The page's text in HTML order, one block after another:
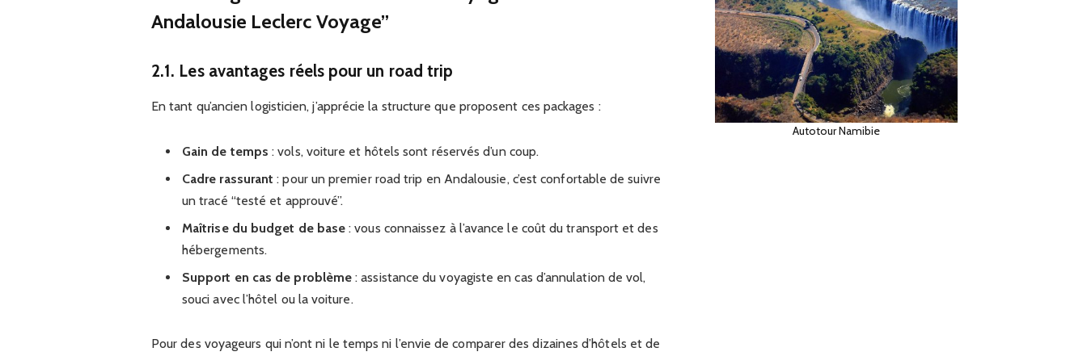
Andalousie Leclerc Voyage”
2.1. Les avantages réels pour un road trip
En tant qu’ancien logisticien, j’apprécie la structure que proposent ces packages :
Gain de temps : vols, voiture et hôtels sont réservés d’un coup.
Cadre rassurant : pour un premier road trip en Andalousie, c’est confortable de suivre
un tracé “testé et approuvé”.
Maîtrise du budget de base : vous connaissez à l’avance le coût du transport et des
hébergements.
Support en cas de problème : assistance du voyagiste en cas d’annulation de vol,
souci avec l’hôtel ou la voiture.
Pour des voyageurs qui n’ont ni le temps ni l’envie de comparer des dizaines d’hôtels et de
Autotour Namibie